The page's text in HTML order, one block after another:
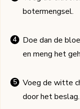
botermengsel.
Doe dan de
en meng het
Voeg de witte
door het beslag.